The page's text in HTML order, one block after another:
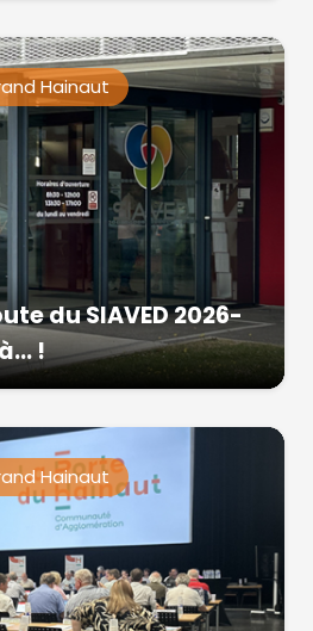
Hainaut
du SIAVED 2026-
!
Hainaut